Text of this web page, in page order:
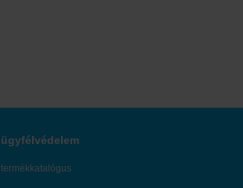
ügyfélvédelem
termékkatalógus